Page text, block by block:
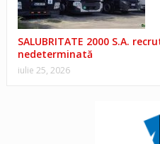
SALUBRITATE 2000 S.A.
nedeterminată
iulie 25, 2026